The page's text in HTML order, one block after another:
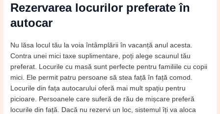
Rezervarea locurilor preferate în
autocar
Nu lăsa locul tău la voia întâmplării în vacanță anul acesta.
Contra unei mici taxe suplimentare, poți alege scaunul tău
preferat. Locurile cu masă sunt perfecte pentru familiile cu copii
mici. Ele permit patru persoane să stea față în față comod.
Locurile din fața autocarului oferă mai mult spațiu pentru
picioare. Persoanele care suferă de rău de mișcare preferă
locurile din față. Dacă nu rezervi un loc, sistemul îți va aloca